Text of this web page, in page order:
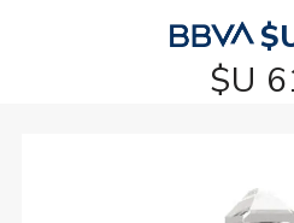
$U